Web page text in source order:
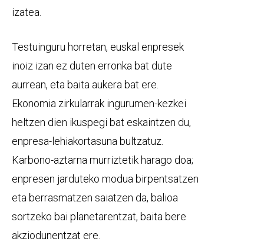
izatea.
Testuinguru horretan, euskal enpresek
inoiz izan ez duten erronka bat dute
aurrean, eta baita aukera bat ere.
Ekonomia zirkularrak ingurumen-kezkei
heltzen dien ikuspegi bat eskaintzen du,
enpresa-lehiakortasuna bultzatuz.
Karbono-aztarna murriztetik harago doa;
enpresen jarduteko modua birpentsatzen
eta berrasmatzen saiatzen da, balioa
sortzeko bai planetarentzat, baita bere
akziodunentzat ere.